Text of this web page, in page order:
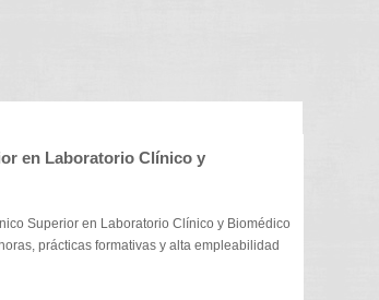
en Laboratorio Clínico y
Superior en Laboratorio Clínico y Biomédico
prácticas formativas y alta empleabilidad